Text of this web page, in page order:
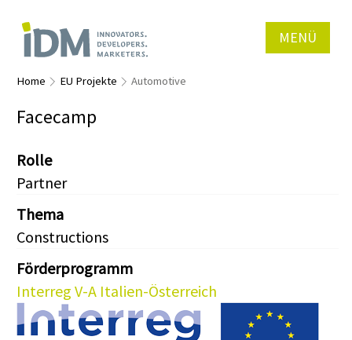
MENÜ
Home EU Projekte Automotive
Facecamp
Rolle
Partner
Thema
Constructions
Förderprogramm
Interreg V-A Italien-Österreich